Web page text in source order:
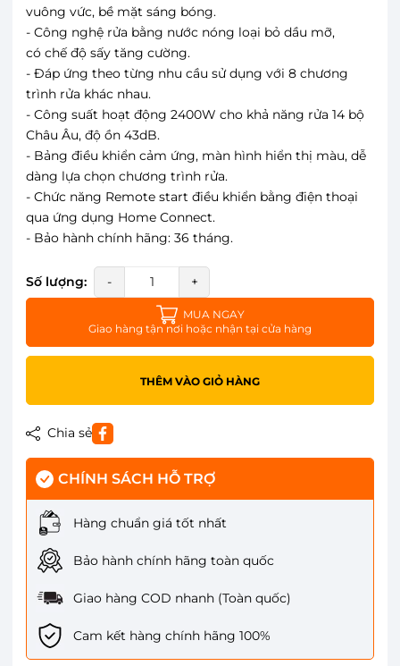
vuông vức, bề mặt sáng bóng.
- Công nghệ rửa bằng nước nóng loại bỏ dầu mỡ,
có chế độ sấy tăng cường.
- Đáp ứng theo từng nhu cầu sử dụng với 8 chương
trình rửa khác nhau.
- Công suất hoạt động 2400W cho khả năng rửa 14 bộ
Châu Âu, độ ồn 43dB.
- Bảng điều khiển cảm ứng, màn hình hiển thị màu, dễ
dàng lựa chọn chương trình rửa.
- Chức năng Remote start điều khiển bằng điện thoại
qua ứng dụng Home Connect.
- Bảo hành chính hãng: 36 tháng.
Số lượng: - +
MUA NGAY
Giao hàng tận nơi hoặc nhận tại cửa hàng
THÊM VÀO GIỎ HÀNG
Chia sẻ
CHÍNH SÁCH HỖ TRỢ
Hàng chuẩn giá tốt nhất
Bảo hành chính hãng toàn quốc
Giao hàng COD nhanh (Toàn quốc)
Cam kết hàng chính hãng 100%